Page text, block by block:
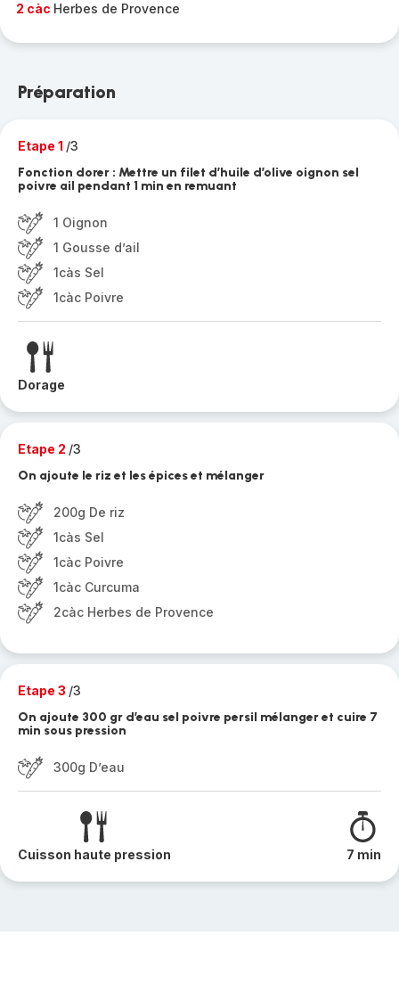
2 càc Herbes de Provence
Préparation
Etape 1 /3
Fonction dorer : Mettre un filet d’huile d’olive oignon sel
poivre ail pendant 1 min en remuant
1 Oignon
1 Gousse d’ail
1càs Sel
1càc Poivre
Dorage
Etape 2 /3
On ajoute le riz et les épices et mélanger
200g De riz
1càs Sel
1càc Poivre
1càc Curcuma
2càc Herbes de Provence
Etape 3 /3
On ajoute 300 gr d’eau sel poivre persil mélanger et cuire 7
min sous pression
300g D’eau
Cuisson haute pression 7 min